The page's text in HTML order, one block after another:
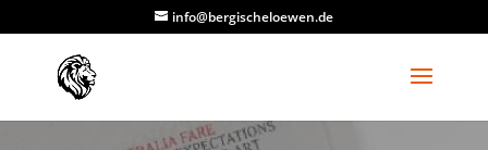
info@bergischeloewen.de